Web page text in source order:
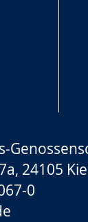
24105
0